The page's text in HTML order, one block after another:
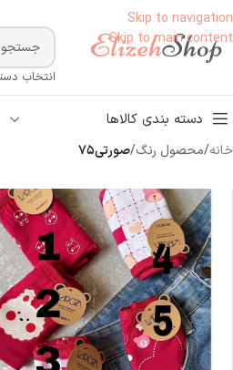
Skip to navigation
Skip to main content
انتخاب
دسته بندی کالاها
خانه/محصول رنگ/صورتی۷۵